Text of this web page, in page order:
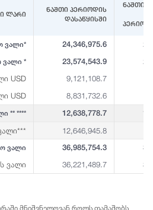
ლარი
ნაშთი პერიოდის
დასაწყისში
ნაშთი
ვალი* 24,346,975.6
ვალი * 23,574,543.9
USD 9,121,108.7
USD
8,831,732.6
** **** 12,638,778.7
12,646,945.8
ვალი 36,985,754.3
ვალი 36,221,489.7
მნიშვნელოვან როლს თამაშობს